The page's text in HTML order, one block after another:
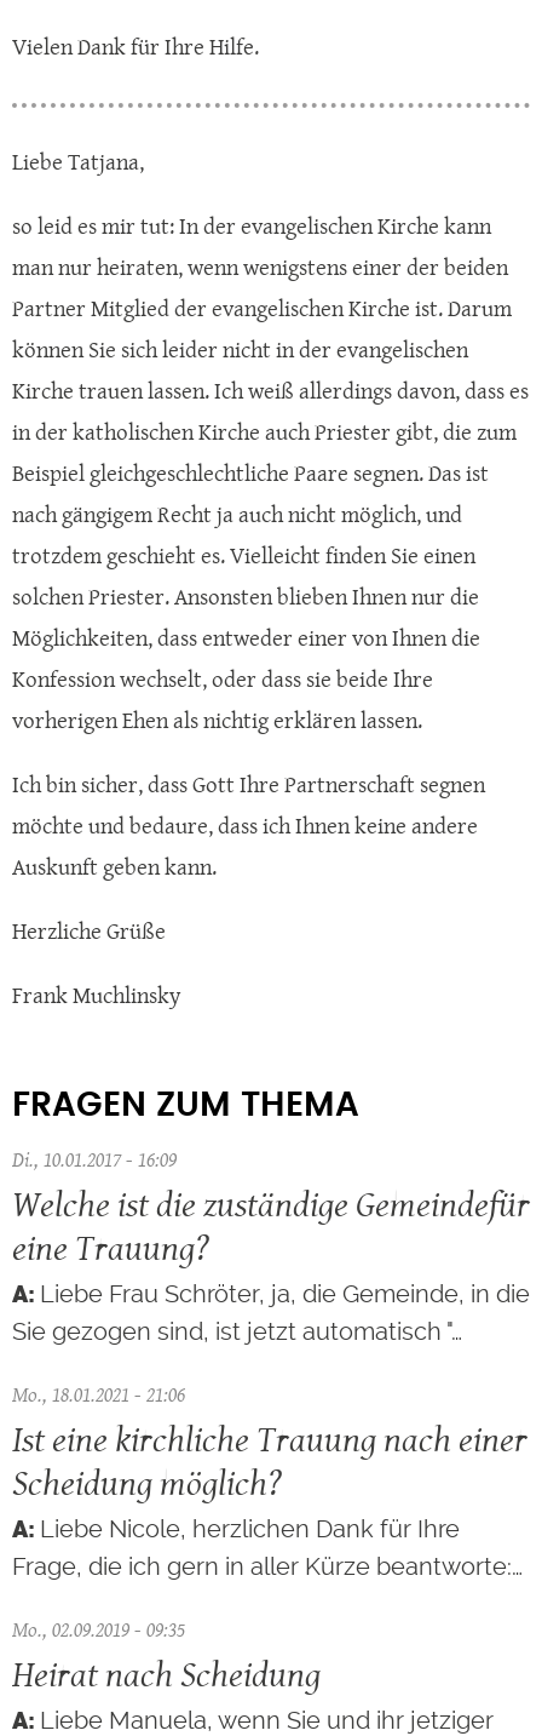
Vielen Dank für Ihre Hilfe.
Liebe Tatjana,
so leid es mir tut: In der evangelischen Kirche kann
man nur heiraten, wenn wenigstens einer der beiden
Partner Mitglied der evangelischen Kirche ist. Darum
können Sie sich leider nicht in der evangelischen
Kirche trauen lassen. Ich weiß allerdings davon, dass es
in der katholischen Kirche auch Priester gibt, die zum
Beispiel gleichgeschlechtliche Paare segnen. Das ist
nach gängigem Recht ja auch nicht möglich, und
trotzdem geschieht es. Vielleicht finden Sie einen
solchen Priester. Ansonsten blieben Ihnen nur die
Möglichkeiten, dass entweder einer von Ihnen die
Konfession wechselt, oder dass sie beide Ihre
vorherigen Ehen als nichtig erklären lassen.
Ich bin sicher, dass Gott Ihre Partnerschaft segnen
möchte und bedaure, dass ich Ihnen keine andere
Auskunft geben kann.
Herzliche Grüße
Frank Muchlinsky
FRAGEN ZUM THEMA
Di., 10.01.2017 - 16:09
Welche ist die zuständige Gemeindefür
eine Trauung?
Liebe Frau Schröter, ja, die Gemeinde, in die
Sie gezogen sind, ist jetzt automatisch "…
Mo., 18.01.2021 - 21:06
Ist eine kirchliche Trauung nach einer
Scheidung möglich?
Liebe Nicole, herzlichen Dank für Ihre
Frage, die ich gern in aller Kürze beantworte:…
Mo., 02.09.2019 - 09:35
Heirat nach Scheidung
Liebe Manuela, wenn Sie und ihr jetziger